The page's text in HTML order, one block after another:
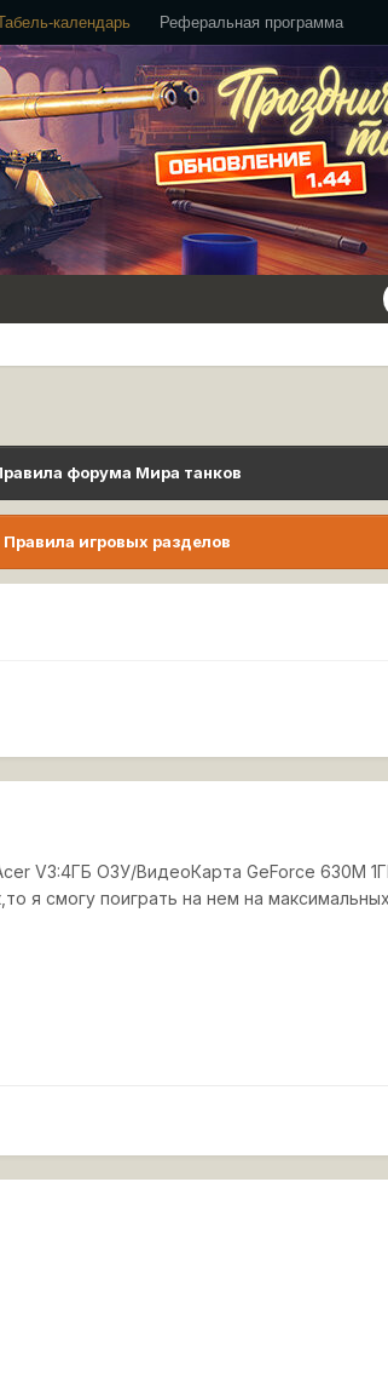
календарь Реферальная программа
форума Мира танков
Правила игровых разделов
V3:4ГБ ОЗУ/ВидеоКарта GeForce 630M
я смогу поиграть на нем на